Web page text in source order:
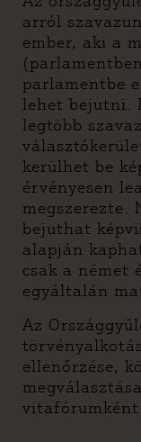
arról
ember, aki a
parlamentbe
lehet bejutni.
legtöbb
kerülhet be
érvényesen
megszerezte.
bejuthat
alapján
csak a német
egyáltalán
Az
ellenőrzése,
vitafórumként